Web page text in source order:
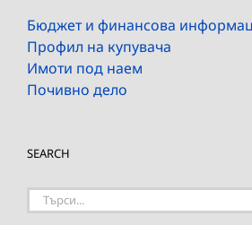
Бюджет и финансова
Профил на купувача
Имоти под наем
Почивно дело
SEARCH
Търсене